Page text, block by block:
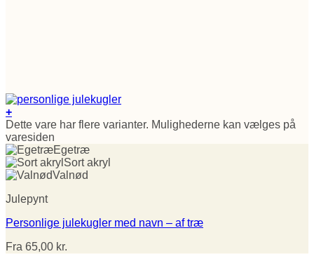
+
Dette vare har flere varianter. Mulighederne kan vælges på
varesiden
Egetræ
Sort akryl
Valnød
Julepynt
Personlige julekugler med navn – af træ
Fra 65,00 kr.